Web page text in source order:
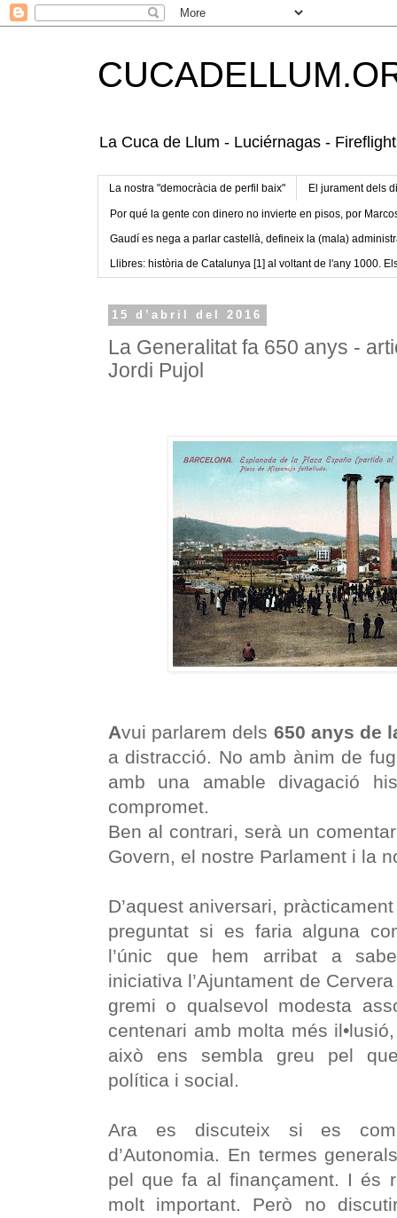
La Cuca de Llum - Luciérnagas -
La nostra "democràcia de perfil baix" El jurament dels
Por qué la gente con dinero no invierte en pisos, por
Gaudí es nega a parlar castellà, defineix la (mala)
Llibres: història de Catalunya [1] al voltant de l'any 1000.
15 d’abril del 2016
La Generalitat fa 650 anys -
Jordi Pujol
Avui parlarem dels 650 anys de
a distracció. No amb ànim de
amb una amable divagació
compromet.
Ben al contrari, serà un
Govern, el nostre Parlament i la
D’aquest aniversari,
preguntat si es faria alguna
l’únic que hem arribat a
iniciativa l’Ajuntament de
gremi o qualsevol modesta
centenari amb molta més
això ens sembla greu pel
política i social.
Ara es discuteix si es
d’Autonomia. En termes
pel que fa al finançament. I és
molt important. Però no